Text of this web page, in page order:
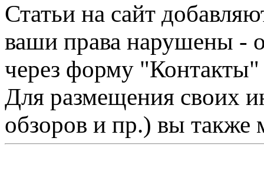
Статьи на сайт
ваши права нарушены -
через форму "Контакты"
Для размещения своих
обзоров и пр.) вы также